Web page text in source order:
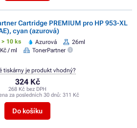
Cartridge PREMIUM pro HP 953-XL
cyan (azurová)
10 ks Azurová
26ml
/ ml
TonerPartner
324 Kč
268 Kč bez DPH
za posledních 30 dnů: 311 Kč
Do košíku
tiskárny je produkt vhodný?